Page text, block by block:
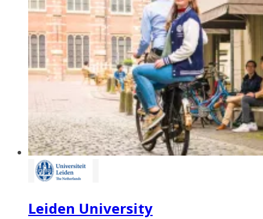
Leiden University